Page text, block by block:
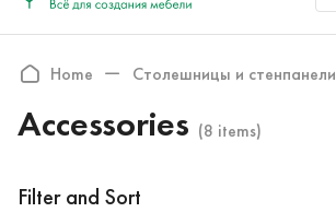
Home Столешницы и стенпанели
Accessories (8 items)
Filter and Sort